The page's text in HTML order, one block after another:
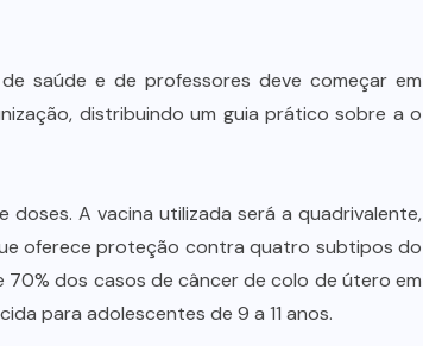
saúde e de professores deve começar em
distribuindo um guia prático sobre a o
doses. A vacina utilizada será a quadrivalente,
oferece proteção contra quatro subtipos do
70% dos casos de câncer de colo de útero em
para adolescentes de 9 a 11 anos.